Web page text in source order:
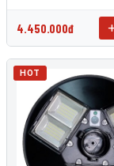
4.450.000đ
HOT